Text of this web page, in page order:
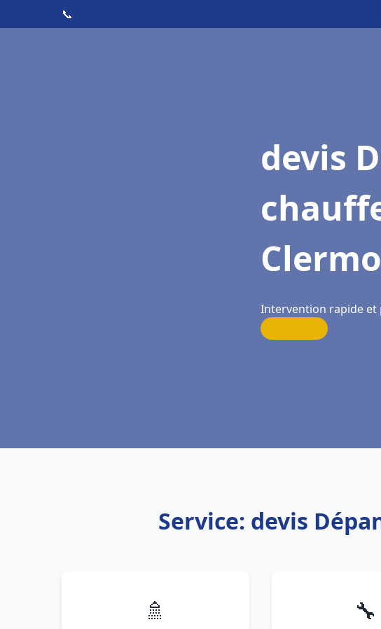
📞
devis
Intervention rapide et
Service: devis
🚿 🔧